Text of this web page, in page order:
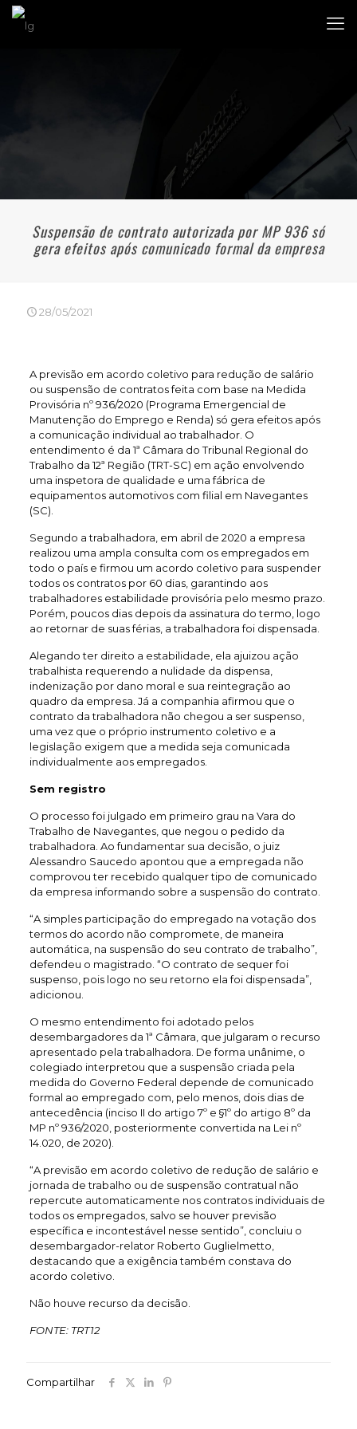
Suspensão de contrato autorizada por MP 936 só
gera efeitos após comunicado formal da empresa
28/05/2021
A previsão em acordo coletivo para redução de salário
ou suspensão de contratos feita com base na Medida
Provisória nº 936/2020 (Programa Emergencial de
Manutenção do Emprego e Renda) só gera efeitos após
a comunicação individual ao trabalhador. O
entendimento é da 1ª Câmara do Tribunal Regional do
Trabalho da 12ª Região (TRT-SC) em ação envolvendo
uma inspetora de qualidade e uma fábrica de
equipamentos automotivos com filial em Navegantes
(SC).
Segundo a trabalhadora, em abril de 2020 a empresa
realizou uma ampla consulta com os empregados em
todo o país e firmou um acordo coletivo para suspender
todos os contratos por 60 dias, garantindo aos
trabalhadores estabilidade provisória pelo mesmo prazo.
Porém, poucos dias depois da assinatura do termo, logo
ao retornar de suas férias, a trabalhadora foi dispensada.
Alegando ter direito a estabilidade, ela ajuizou ação
trabalhista requerendo a nulidade da dispensa,
indenização por dano moral e sua reintegração ao
quadro da empresa. Já a companhia afirmou que o
contrato da trabalhadora não chegou a ser suspenso,
uma vez que o próprio instrumento coletivo e a
legislação exigem que a medida seja comunicada
individualmente aos empregados.
Sem registro
O processo foi julgado em primeiro grau na Vara do
Trabalho de Navegantes, que negou o pedido da
trabalhadora. Ao fundamentar sua decisão, o juiz
Alessandro Saucedo apontou que a empregada não
comprovou ter recebido qualquer tipo de comunicado
da empresa informando sobre a suspensão do contrato.
“A simples participação do empregado na votação dos
termos do acordo não compromete, de maneira
automática, na suspensão do seu contrato de trabalho”,
defendeu o magistrado. “O contrato de sequer foi
suspenso, pois logo no seu retorno ela foi dispensada”,
adicionou.
O mesmo entendimento foi adotado pelos
desembargadores da 1ª Câmara, que julgaram o recurso
apresentado pela trabalhadora. De forma unânime, o
colegiado interpretou que a suspensão criada pela
medida do Governo Federal depende de comunicado
formal ao empregado com, pelo menos, dois dias de
antecedência (inciso II do artigo 7º e §1º do artigo 8º da
MP nº 936/2020, posteriormente convertida na Lei nº
14.020, de 2020).
“A previsão em acordo coletivo de redução de salário e
jornada de trabalho ou de suspensão contratual não
repercute automaticamente nos contratos individuais de
todos os empregados, salvo se houver previsão
específica e incontestável nesse sentido”, concluiu o
desembargador-relator Roberto Guglielmetto,
destacando que a exigência também constava do
acordo coletivo.
Não houve recurso da decisão.
FONTE: TRT12
Compartilhar